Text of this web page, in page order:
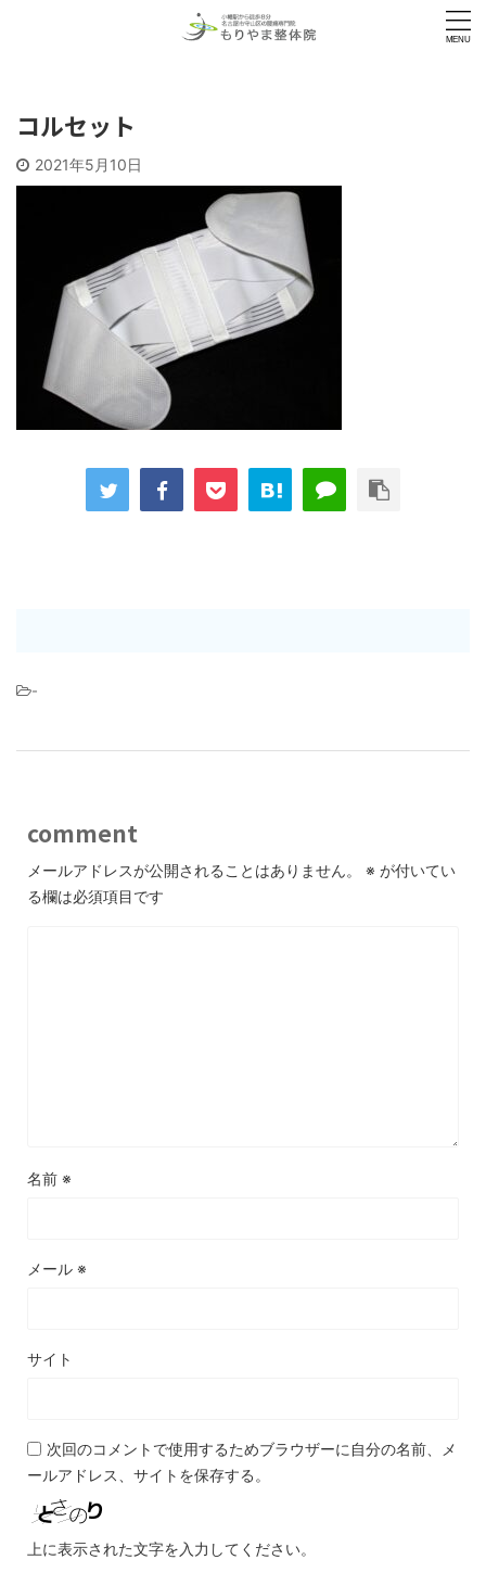
コルセット
2021年5月10日
-
comment
メールアドレスが公開されることはありません。 ※ が付いてい
る欄は必須項目です
名前 ※
メール ※
サイト
次回のコメントで使用するためブラウザーに自分の名前、メ
ールアドレス、サイトを保存する。
上に表示された文字を入力してください。